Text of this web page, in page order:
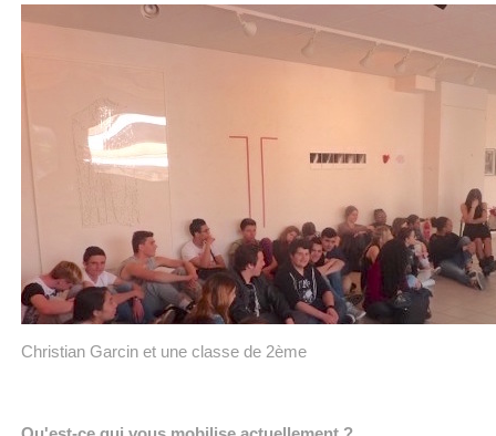
Christian Garcin et une classe de 2ème